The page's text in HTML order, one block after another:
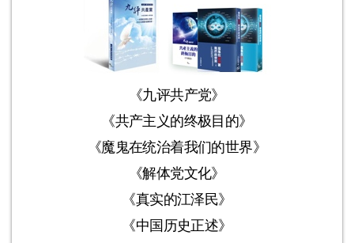
《九评共产党》
《共产主义的终极目的》
《魔鬼在统治着我们的世界》
《解体党文化》
《真实的江泽民》
《中国历史正述》